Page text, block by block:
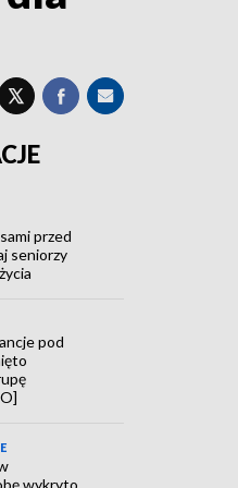
przed
seniorzy
pod
wykryto